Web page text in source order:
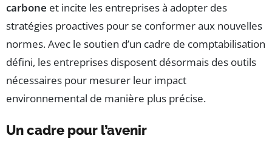
carbone et incite les entreprises à adopter des
stratégies proactives pour se conformer aux nouvelles
normes. Avec le soutien d’un cadre de comptabilisation
défini, les entreprises disposent désormais des outils
nécessaires pour mesurer leur impact
environnemental de manière plus précise.
Un cadre pour l’avenir